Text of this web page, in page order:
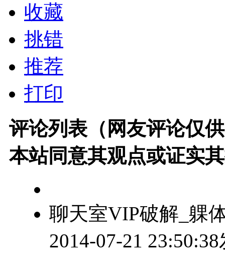
收藏
挑错
推荐
打印
评论列表（网友评论仅
本站同意其观点或证实
聊天室VIP破解_躶
2014-07-21